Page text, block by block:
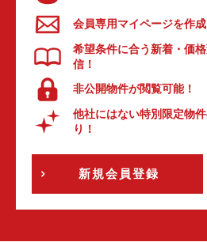
会員専用マイページを作成
希望条件に合う新着・価
信！
非公開物件が閲覧可能！
他社にはない特別限定物
り！
新規会員登録